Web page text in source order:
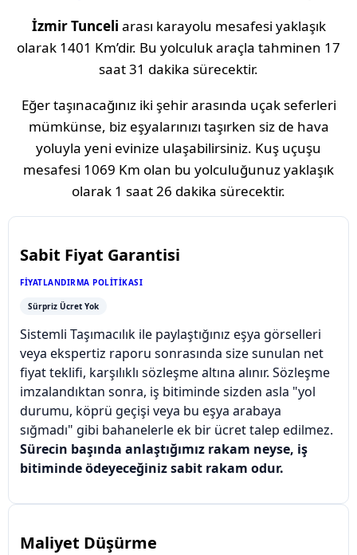
İzmirTunceli arası karayolu mesafesi yaklaşık
olarak 1401 Km’dir. Bu yolculuk araçla tahminen 17
saat 31 dakika sürecektir.
Eğer taşınacağınız iki şehir arasında uçak seferleri
mümkünse, biz eşyalarınızı taşırken siz de hava
yoluyla yeni evinize ulaşabilirsiniz. Kuş uçuşu
mesafesi 1069 Km olan bu yolculuğunuz yaklaşık
olarak 1 saat 26 dakika sürecektir.
Sabit Fiyat Garantisi
FIYATLANDIRMA POLITIKASI
Sürpriz Ücret Yok
Sistemli Taşımacılık ile paylaştığınız eşya görselleri
veya ekspertiz raporu sonrasında size sunulan net
fiyat teklifi, karşılıklı sözleşme altına alınır. Sözleşme
imzalandıktan sonra, iş bitiminde sizden asla "yol
durumu, köprü geçişi veya bu eşya arabaya
sığmadı" gibi bahanelerle ek bir ücret talep edilmez.
Sürecin başında anlaştığımız rakam neyse, iş
bitiminde ödeyeceğiniz sabit rakam odur.
Maliyet Düşürme